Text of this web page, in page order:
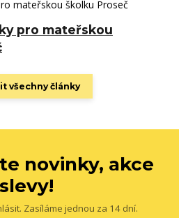
pro mateřskou
všechny články
novinky, akce
Zasíláme jednou za 14 dní.